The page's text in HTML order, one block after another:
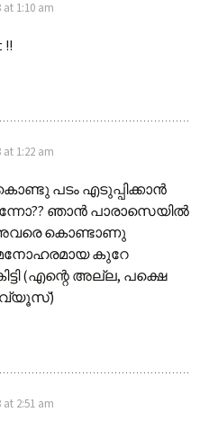
at 1:10 am
!!
at 1:22 am
പടം എടുപ്പിക്കാന്‍
ഞാന്‍ പാരാസെയില്‍
കൊണ്ടാണു
മനോഹരമായ കുറേ
(എന്റെ അല്ല, പക്ഷെ
വ്യൂസ്)
at 2:51 am